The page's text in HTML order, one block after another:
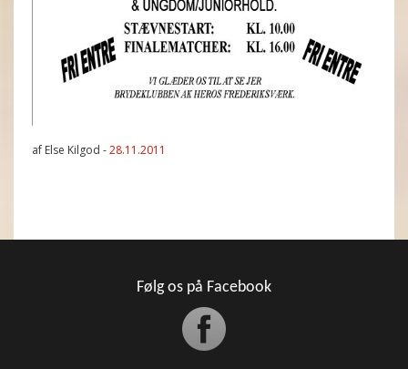
af Else Kilgod -28.11.2011
Følg os på Facebook